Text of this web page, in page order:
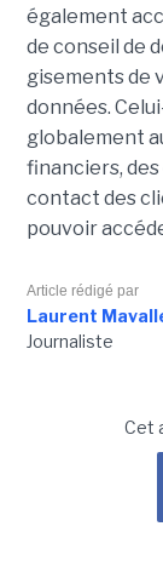
également
de conseil de
gisements de
données.
globalement
financiers,
contact des
pouvoir
Article rédigé par
Laurent
Journaliste
Cet